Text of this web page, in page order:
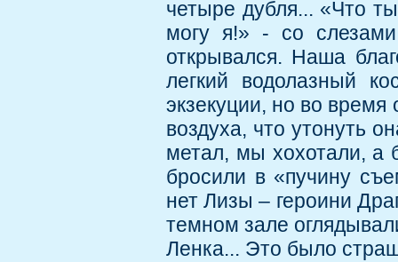
четыре дубля... «Что
могу я!» - со
открывался. Наша
легкий водолазный
экзекуции, но во
воздуха, что утонуть
метал, мы хохотали, а
бросили в «пучину
нет Лизы – героини
темном зале
Ленка... Это было